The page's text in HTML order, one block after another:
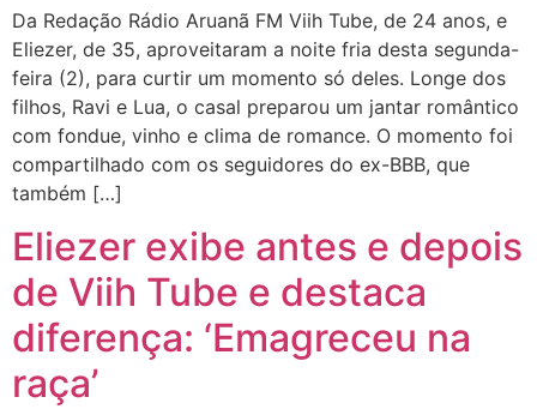
Da Redação Rádio Aruanã FM Viih Tube, de 24 anos, e
Eliezer, de 35, aproveitaram a noite fria desta segunda-
feira (2), para curtir um momento só deles. Longe dos
filhos, Ravi e Lua, o casal preparou um jantar romântico
com fondue, vinho e clima de romance. O momento foi
compartilhado com os seguidores do ex-BBB, que
também […]
Eliezer exibe antes e depois
de Viih Tube e destaca
diferença: ‘Emagreceu na
raça’